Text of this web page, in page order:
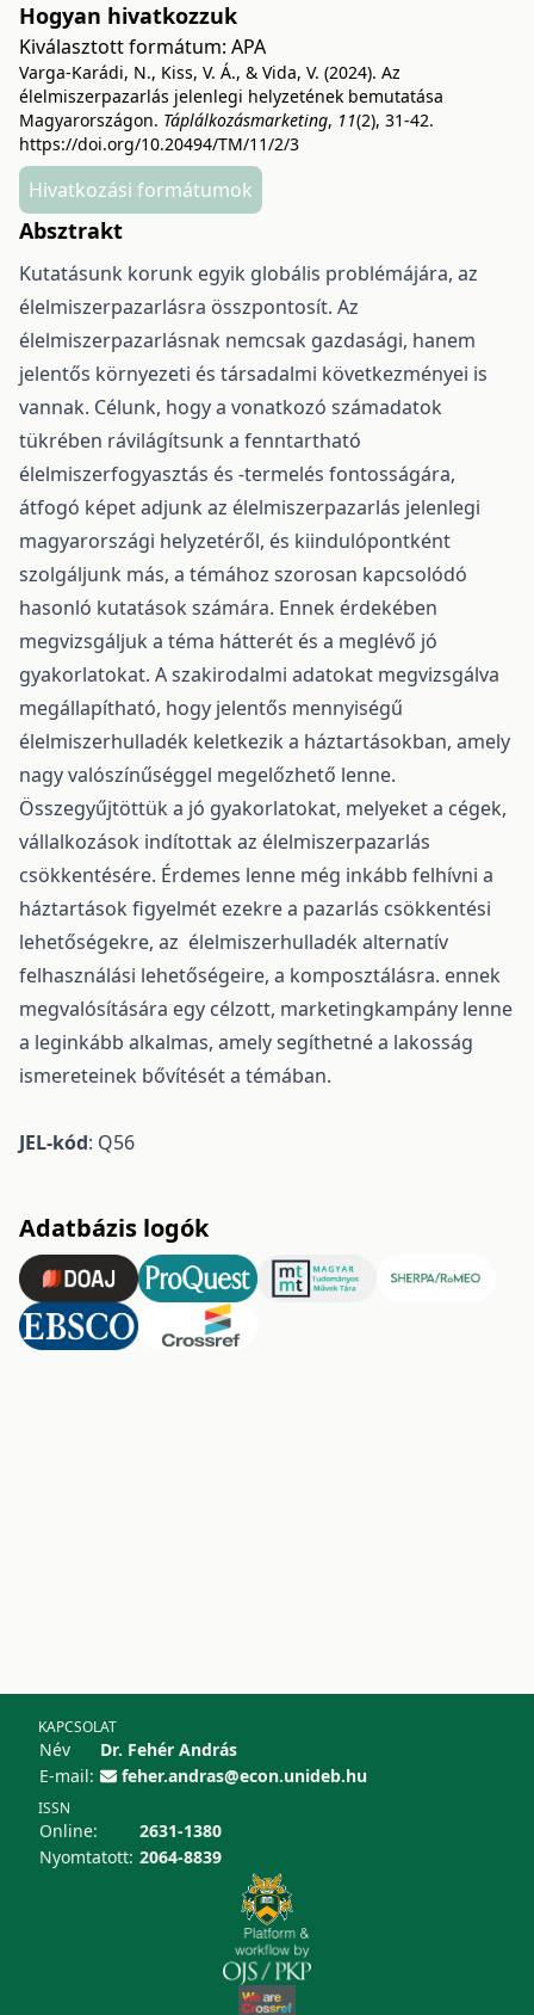
Hogyan hivatkozzuk
Kiválasztott formátum: APA
Varga-Karádi, N., Kiss, V. Á., & Vida, V. (2024). Az
élelmiszerpazarlás jelenlegi helyzetének bemutatása
Magyarországon. Táplálkozásmarketing, 11(2), 31-42.
https://doi.org/10.20494/TM/11/2/3
Hivatkozási formátumok
Absztrakt
Kutatásunk korunk egyik globális problémájára, az
élelmiszerpazarlásra összpontosít. Az
élelmiszerpazarlásnak nemcsak gazdasági, hanem
jelentős környezeti és társadalmi következményei is
vannak. Célunk, hogy a vonatkozó számadatok
tükrében rávilágítsunk a fenntartható
élelmiszerfogyasztás és -termelés fontosságára,
átfogó képet adjunk az élelmiszerpazarlás jelenlegi
magyarországi helyzetéről, és kiindulópontként
szolgáljunk más, a témához szorosan kapcsolódó
hasonló kutatások számára. Ennek érdekében
megvizsgáljuk a téma hátterét és a meglévő jó
gyakorlatokat. A szakirodalmi adatokat megvizsgálva
megállapítható, hogy jelentős mennyiségű
élelmiszerhulladék keletkezik a háztartásokban, amely
nagy valószínűséggel megelőzhető lenne.
Összegyűjtöttük a jó gyakorlatokat, melyeket a cégek,
vállalkozások indítottak az élelmiszerpazarlás
csökkentésére. Érdemes lenne még inkább felhívni a
háztartások figyelmét ezekre a pazarlás csökkentési
lehetőségekre, az élelmiszerhulladék alternatív
felhasználási lehetőségeire, a komposztálásra. ennek
megvalósítására egy célzott, marketingkampány lenne
a leginkább alkalmas, amely segíthetné a lakosság
ismereteinek bővítését a témában.
JEL-kód: Q56
Adatbázis logók
KAPCSOLAT
Név
Dr. Fehér András
E-mail:
feher.andras@econ.unideb.hu
ISSN
Online:
2631-1380
Nyomtatott: 2064-8839